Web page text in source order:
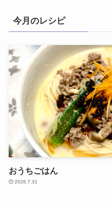
今月のレシピ
おうちごはん
2026.7.31